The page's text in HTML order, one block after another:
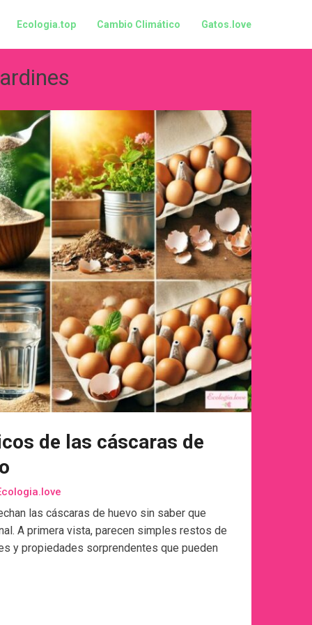
Ecologia.top Cambio Climático Gatos.love
de las cáscaras de
las cáscaras de huevo sin saber que
A primera vista, parecen simples restos de
y propiedades sorprendentes que pueden